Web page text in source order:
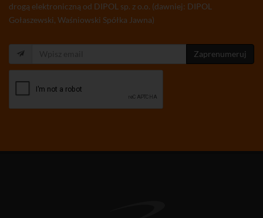
drogą elektroniczną od DIPOL sp. z o.o. (dawniej: DIPOL
Gołaszewski, Waśniowski Spółka Jawna)
Zaprenumeruj